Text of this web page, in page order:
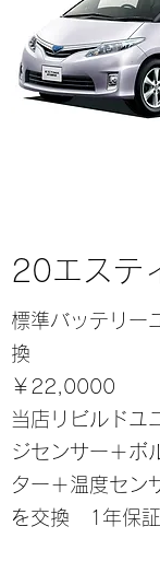
20エステ
標準バッテリー
￥22,0000
当店リビルドユ
ジセンサー＋ボ
ター＋温度セン
を交換 1年保証